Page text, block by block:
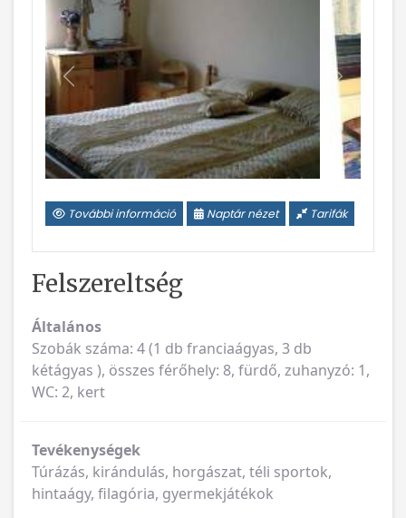
Vissza
További információ Naptár nézet Tarifák
Felszereltség
Általános
Szobák száma: 4 (1 db franciaágyas, 3 db
kétágyas ), összes férőhely: 8, fürdő, zuhanyzó: 1,
WC: 2, kert
Tevékenységek
Túrázás, kirándulás, horgászat, téli sportok,
hintaágy, filagória, gyermekjátékok